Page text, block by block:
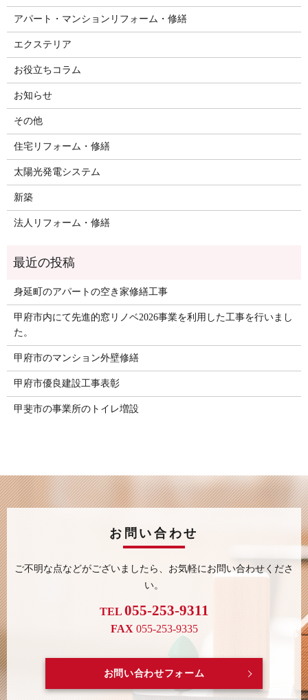
アパート・マンションリフォーム・修繕
エクステリア
お役立ちコラム
お知らせ
その他
住宅リフォーム・修繕
太陽光発電システム
新築
法人リフォーム・修繕
身延町のアパートの空き家修繕工事
甲府市内にて先進的窓リノベ2026事業を利用した工事を行いまし
た。
甲府市のマンション外壁修繕
甲府市優良建設工事表彰
甲斐市の事業所のトイレ増設
お問い合わせ
ご不明な点などがございましたら、 お気軽にお問い合わせくださ
い。
TEL 055-253-9311
FAX 055-253-9335
お問い合わせフォーム